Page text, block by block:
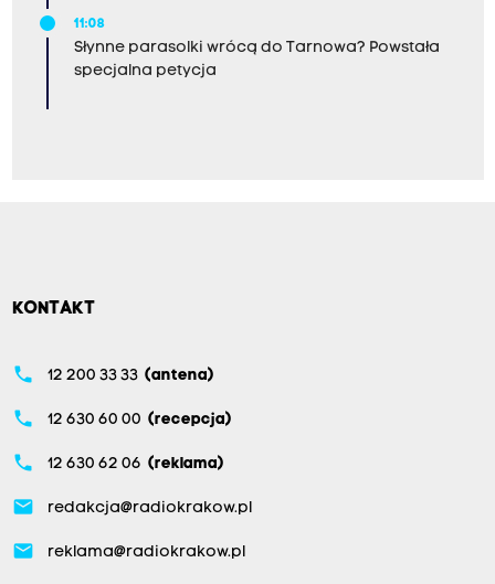
11:08
Słynne parasolki wrócą do Tarnowa? Powstała
specjalna petycja
KONTAKT
phone 12 200 33 33 (antena)
phone 12 630 60 00 (recepcja)
phone 12 630 62 06 (reklama)
email redakcja@radiokrakow.pl
email reklama@radiokrakow.pl